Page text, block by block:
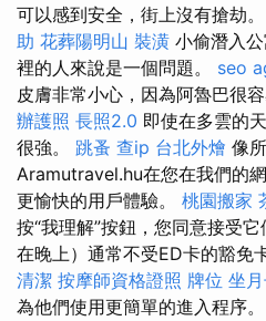
可以感到安全，街上沒有搶劫。
助 花葬陽明山 裝潢 小偷潛入
裡的人來說是一個問題。 seo
皮膚非常小心，因為阿魯巴很容
辦護照 長照2.0 即使在多雲的
很強。 跳蚤 查ip 台北外燴 像
Aramutravel.hu在您在我們的
更愉快的用戶體驗。 桃園搬家
按“我理解”按鈕，您同意接受
在晚上）通常不受ED卡的豁免
清潔 按摩師資格證照 牌位 坐
為他們使用更簡單的進入程序。